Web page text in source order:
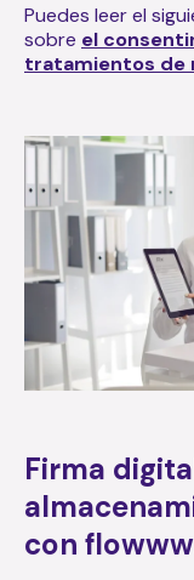
Puedes leer el
sobre el
tratamientos de
Firma
con